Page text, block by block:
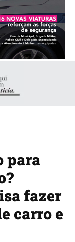
para
fazer
carro e